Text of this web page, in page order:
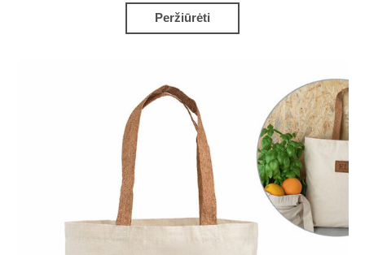
Peržiūrėti